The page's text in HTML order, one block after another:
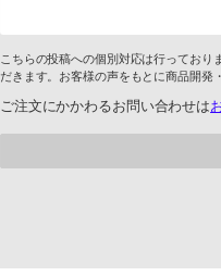
こちらの投稿への個別対応は行っており
だきます。お客様の声をもとに商品開発
ご注文にかかわるお問い合わせは